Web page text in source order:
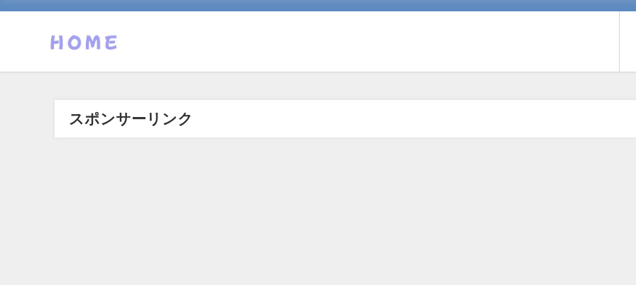
スポンサーリンク